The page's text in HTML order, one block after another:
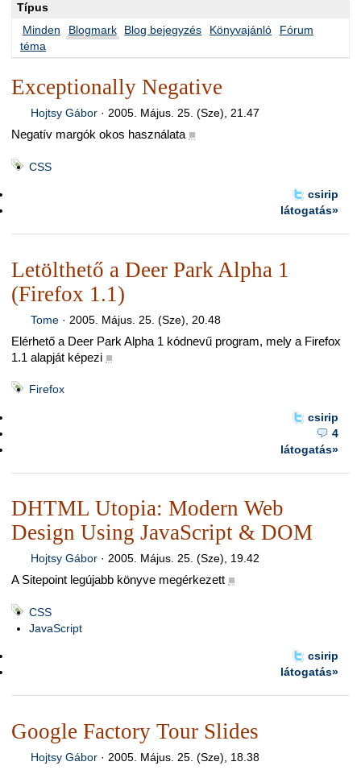
Típus
Minden
Blogmark Blog bejegyzés Könyvajánló
Fórum
téma
Exceptionally Negative
Hojtsy Gábor· 2005. Május. 25. (Sze), 21.47
Negatív margók okos használata ■
CSS
csirip
látogatás»
Letölthető a Deer Park Alpha 1
(Firefox 1.1)
Tome· 2005. Május. 25. (Sze), 20.48
Elérhető a Deer Park Alpha 1 kódnevű program, mely a Firefox
1.1 alapját képezi ■
Firefox
csirip
4
látogatás»
DHTML Utopia: Modern Web
Design Using JavaScript & DOM
Hojtsy Gábor· 2005. Május. 25. (Sze), 19.42
A Sitepoint legújabb könyve megérkezett ■
CSS
JavaScript
csirip
látogatás»
Google Factory Tour Slides
Hojtsy Gábor· 2005. Május. 25. (Sze), 18.38